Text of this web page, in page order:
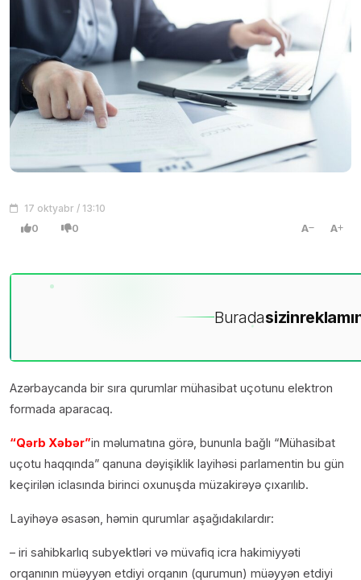
17 oktyabr / 13:10
0 0 A A
Buradasizin
Azərbaycanda bir sıra qurumlar mühasibat uçotunu elektron
formada aparacaq.
“Qərb Xəbər”in məlumatına görə, bununla bağlı “Mühasibat
uçotu haqqında” qanuna dəyişiklik layihəsi parlamentin bu gün
keçirilən iclasında birinci oxunuşda müzakirəyə çıxarılıb.
Layihəyə əsasən, həmin qurumlar aşağıdakılardır:
– iri sahibkarlıq subyektləri və müvafiq icra hakimiyyəti
orqanının müəyyən etdiyi orqanın (qurumun) müəyyən etdiyi